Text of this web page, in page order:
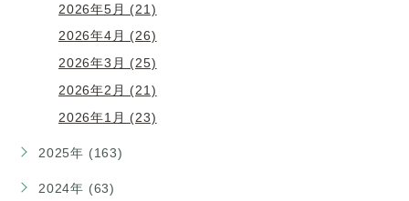
2026年5月 (21)
2026年4月 (26)
2026年3月 (25)
2026年2月 (21)
2026年1月 (23)
2025年 (163)
2024年 (63)